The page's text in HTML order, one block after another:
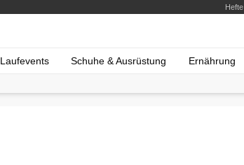
Hefte
Laufevents Schuhe & Ausrüstung Ernährung